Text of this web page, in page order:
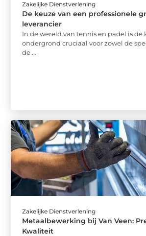
Zakelijke Dienstverlening
De keuze van een professionele
leverancier
In de wereld van tennis en padel is
ondergrond cruciaal voor zowel de
de ...
Zakelijke Dienstverlening
Metaalbewerking bij Van Veen:
Kwaliteit